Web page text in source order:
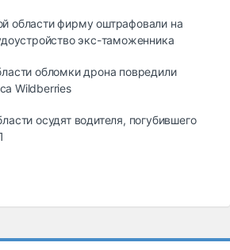
области фирму оштрафовали на
экс-таможенника
обломки дрона повредили
Wildberries
осудят водителя, погубившего